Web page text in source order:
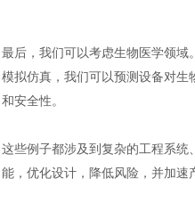
最后，我们可以考虑生物医学领
模拟仿真，我们可以预测设备对
和安全性。
这些例子都涉及到复杂的工程系
能，优化设计，降低风险，并加